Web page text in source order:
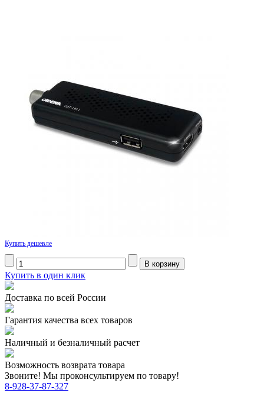
Купить дешевле
Купить в один клик
Доставка по всей России
Гарантия качества всех товаров
Наличный и безналичный расчет
Возможность возврата товара
Звоните! Мы проконсультируем по товару!
8-928-37-87-327